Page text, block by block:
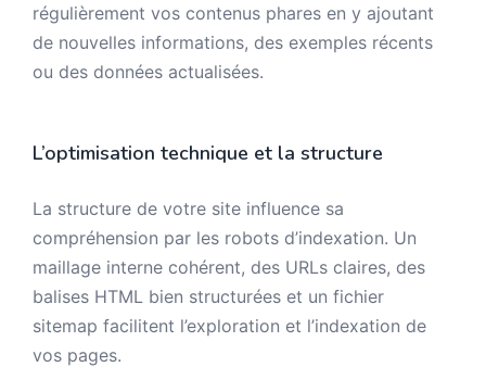
régulièrement vos contenus phares en y ajoutant
de nouvelles informations, des exemples récents
ou des données actualisées.
L’optimisation technique et la structure
La structure de votre site influence sa
compréhension par les robots d’indexation. Un
maillage interne cohérent, des URLs claires, des
balises HTML bien structurées et un fichier
sitemap facilitent l’exploration et l’indexation de
vos pages.